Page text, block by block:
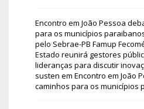
Encontro em João Pessoa
para os municípios
pelo Sebrae-PB Famup
Estado reunirá gestores
lideranças para discutir
susten em Encontro em João
caminhos para os municípios